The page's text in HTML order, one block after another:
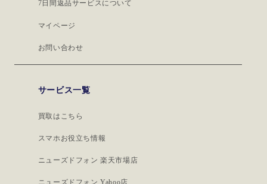
7日間返品サービスについて
マイページ
お問い合わせ
サービス一覧
買取はこちら
スマホお役立ち情報
ニューズドフォン 楽天市場店